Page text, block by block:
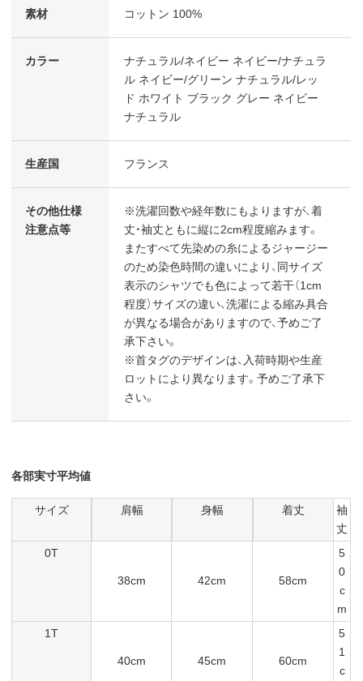
素材 コットン 100%
カラー
ナチュラル/ネイビー ネイビー/ナチュラ
ル ネイビー/グリーン ナチュラル/レッ
ド ホワイト ブラック グレー ネイビー
ナチュラル
生産国 フランス
その他仕様
注意点等
※洗濯回数や経年数にもよりますが、着
丈・袖丈ともに縦に2cm程度縮みます。
またすべて先染めの糸によるジャージー
のため染色時間の違いにより、同サイズ
表示のシャツでも色によって若干（1cm
程度）サイズの違い、洗濯による縮み具合
が異なる場合がありますので、予めご了
承下さい。
※首タグのデザインは、入荷時期や生産
ロットにより異なります。予めご了承下
さい。
各部実寸平均値
サイズ 肩幅 身幅 着丈
袖
丈
0T
38cm 42cm 58cm
5
0
c
m
1T
40cm 45cm 60cm
5
1
c